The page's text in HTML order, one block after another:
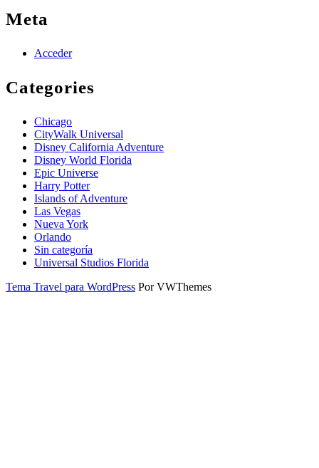
Meta
Acceder
Categories
Chicago
CityWalk Universal
Disney California Adventure
Disney World Florida
Epic Universe
Harry Potter
Islands of Adventure
Las Vegas
Nueva York
Orlando
Sin categoría
Universal Studios Florida
Tema Travel para WordPress Por VWThemes